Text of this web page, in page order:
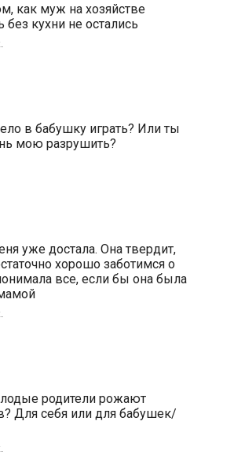
как муж на хозяйстве
без кухни не остались
в бабушку играть? Или ты
мою разрушить?
уже достала. Она твердит,
хорошо заботимся о
все, если бы она была
родители рожают
Для себя или для бабушек/